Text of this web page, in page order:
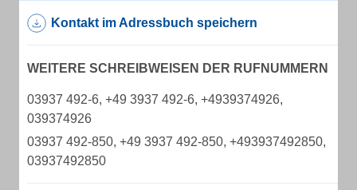
Kontakt im Adressbuch speichern
WEITERE SCHREIBWEISEN DER RUFNUMMERN
03937 492-6, +49 3937 492-6, +4939374926,
039374926
03937 492-850, +49 3937 492-850, +493937492850,
03937492850